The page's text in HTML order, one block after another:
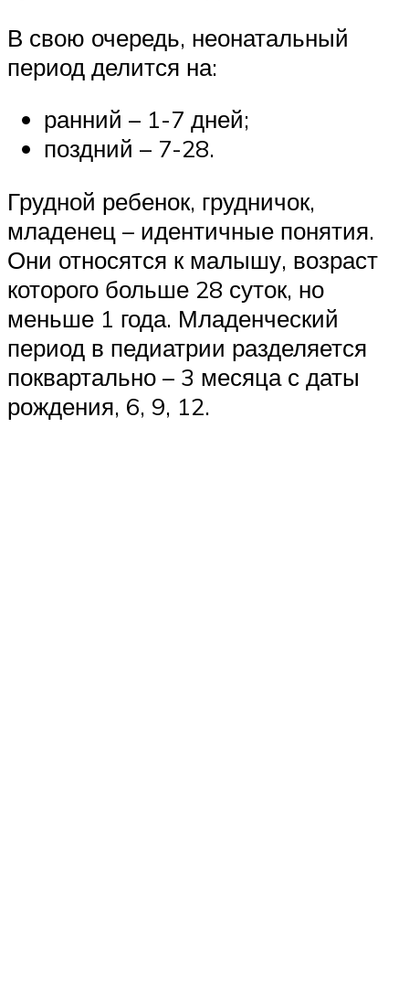
В свою очередь, неонатальный
период делится на:
ранний – 1-7 дней;
поздний – 7-28.
Грудной ребенок, грудничок,
младенец – идентичные понятия.
Они относятся к малышу, возраст
которого больше 28 суток, но
меньше 1 года. Младенческий
период в педиатрии разделяется
поквартально – 3 месяца с даты
рождения, 6, 9, 12.